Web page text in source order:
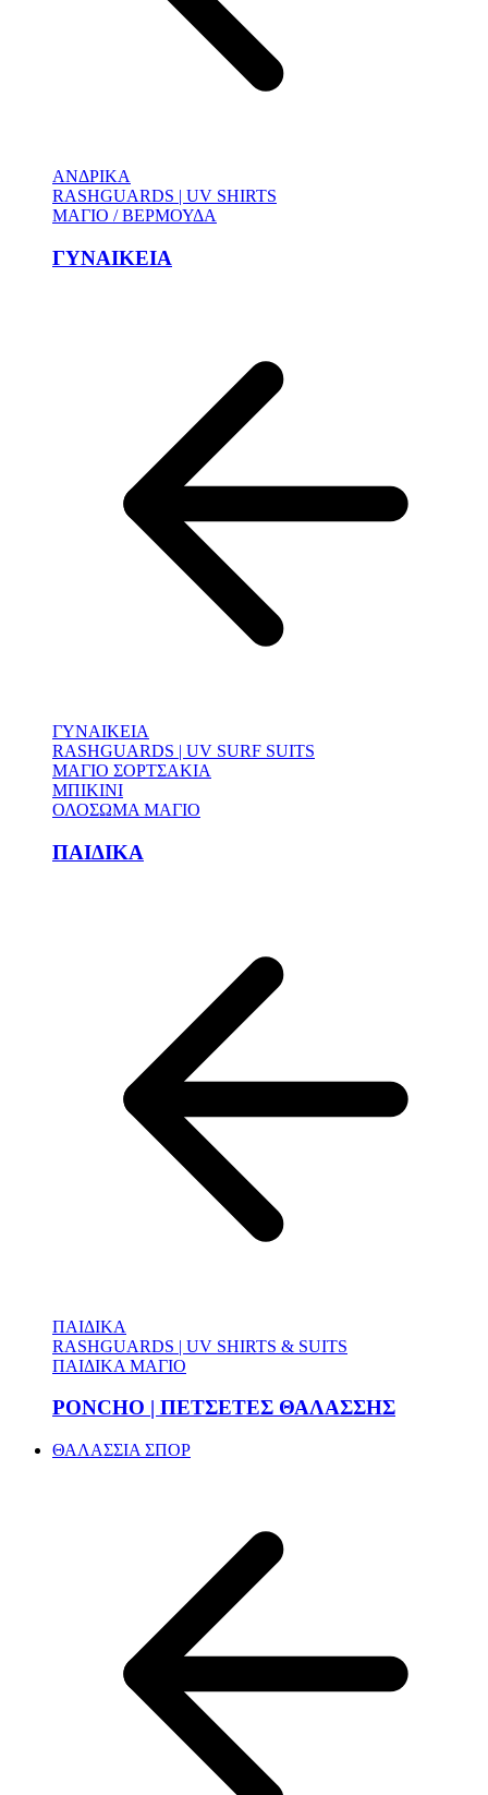
ΑΝΔΡΙΚΑ
RASHGUARDS | UV SHIRTS
ΜΑΓΙΟ / ΒΕΡΜΟΥΔΑ
ΓΥΝΑΙΚΕΙΑ
ΓΥΝΑΙΚΕΙΑ
RASHGUARDS | UV SURF SUITS
ΜΑΓΙΟ ΣΟΡΤΣΑΚΙΑ
ΜΠΙΚΙΝΙ
ΟΛΟΣΩΜΑ ΜΑΓΙΟ
ΠΑΙΔΙΚΑ
ΠΑΙΔΙΚΑ
RASHGUARDS | UV SHIRTS & SUITS
ΠΑΙΔΙΚΑ ΜΑΓΙΟ
PONCHO | ΠΕΤΣΕΤΕΣ ΘΑΛΑΣΣΗΣ
ΘΑΛΑΣΣΙΑ ΣΠΟΡ